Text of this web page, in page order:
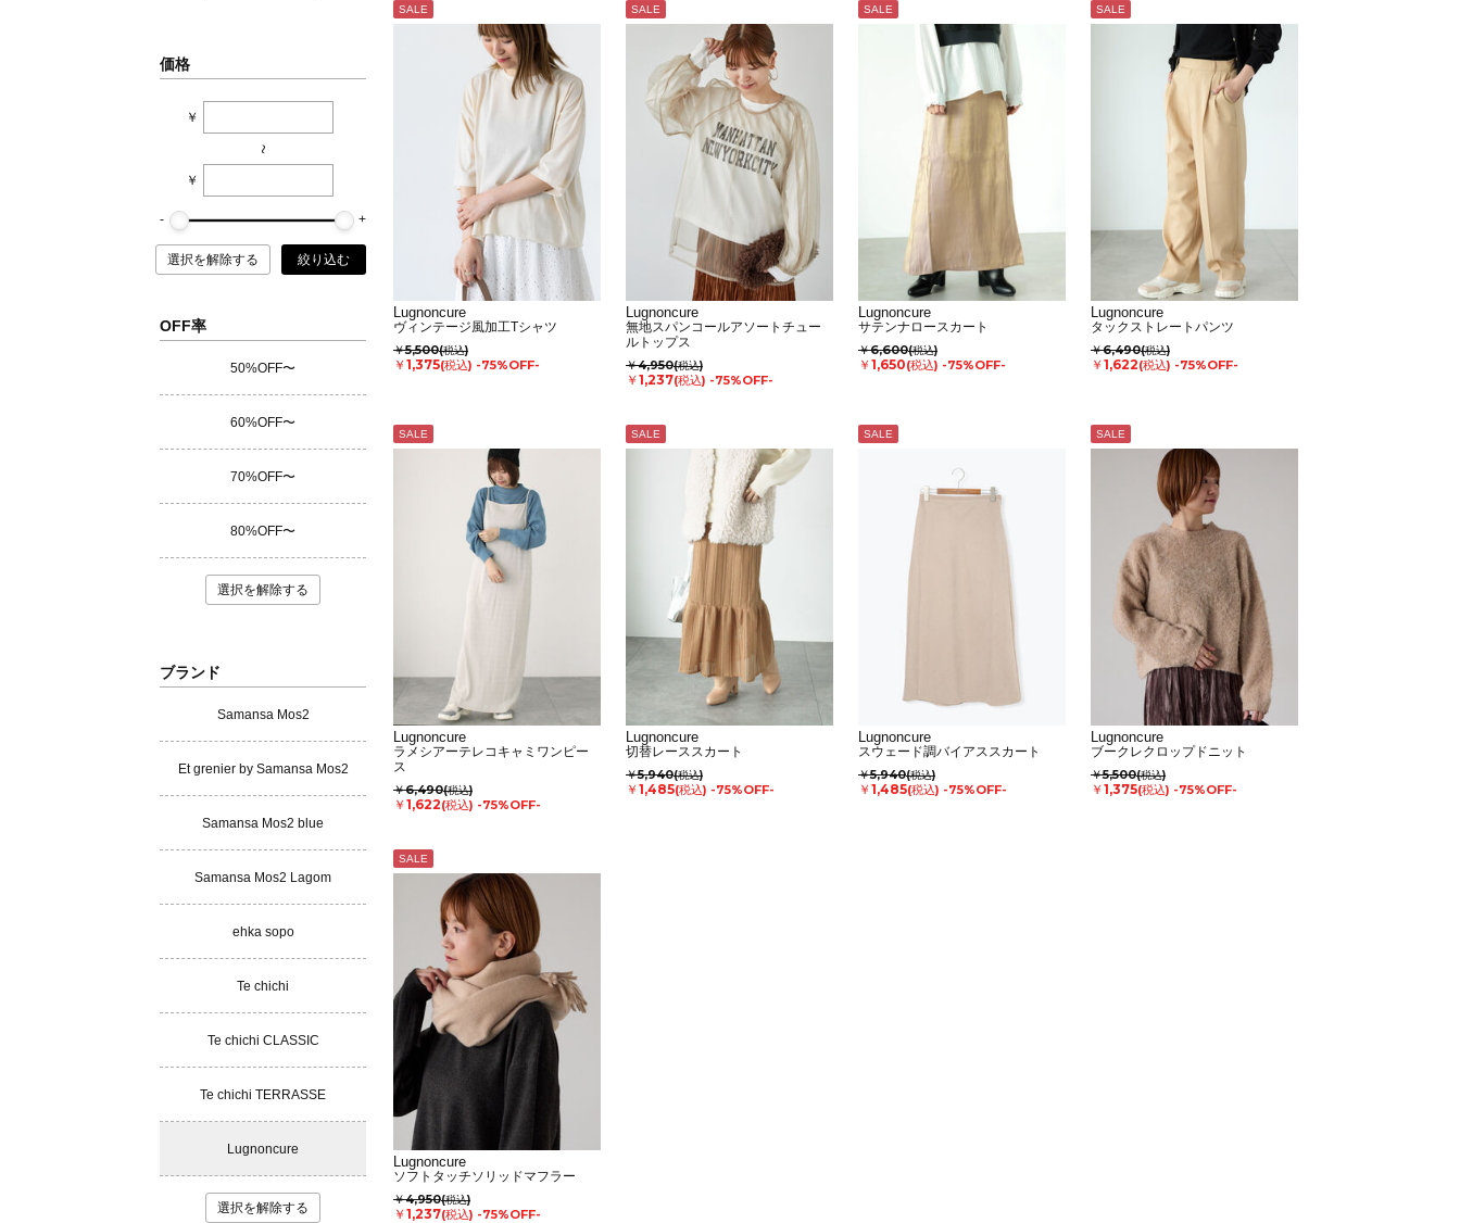
価格
￥
~
￥
選択を解除する 絞り込む
OFF率
50%OFF〜
60%OFF〜
70%OFF〜
80%OFF〜
選択を解除する
ブランド
Samansa Mos2
Et grenier by Samansa Mos2
Samansa Mos2 blue
Samansa Mos2 Lagom
ehka sopo
Te chichi
Te chichi CLASSIC
Te chichi TERRASSE
Lugnoncure
選択を解除する
SALE
Lugnoncure
ヴィンテージ風加工Tシャツ
￥5,500(税込)
￥1,375(税込) -75%OFF-
SALE
Lugnoncure
無地スパンコールアソートチュー
ルトップス
￥4,950(税込)
￥1,237(税込) -75%OFF-
SALE
Lugnoncure
サテンナロースカート
￥6,600(税込)
￥1,650(税込) -75%OFF-
SALE
Lugnoncure
タックストレートパンツ
￥6,490(税込)
￥1,622(税込) -75%OFF-
SALE
Lugnoncure
ラメシアーテレコキャミワンピー
ス
￥6,490(税込)
￥1,622(税込) -75%OFF-
SALE
Lugnoncure
切替レーススカート
￥5,940(税込)
￥1,485(税込) -75%OFF-
SALE
Lugnoncure
スウェード調バイアススカート
￥5,940(税込)
￥1,485(税込) -75%OFF-
SALE
Lugnoncure
ブークレクロップドニット
￥5,500(税込)
￥1,375(税込) -75%OFF-
SALE
Lugnoncure
ソフトタッチソリッドマフラー
￥4,950(税込)
￥1,237(税込) -75%OFF-